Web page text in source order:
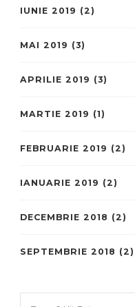
IUNIE 2019 (2)
MAI 2019 (3)
APRILIE 2019 (3)
MARTIE 2019 (1)
FEBRUARIE 2019 (2)
IANUARIE 2019 (2)
DECEMBRIE 2018 (2)
SEPTEMBRIE 2018 (2)